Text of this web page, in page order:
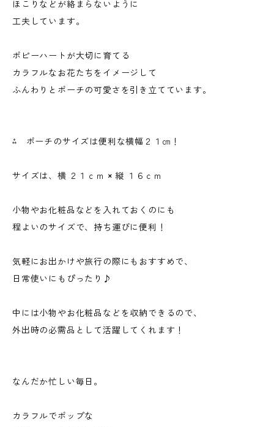
ほこりなどが絡まらないように
工夫しています。
ポピーハートが大切に育てる
カラフルなお花たちをイメージして
ふんわりとポーチの可愛さを引き立てています。
⁂ ポーチのサイズは便利な横幅２１㎝！
サイズは、横 ２１ｃｍ × 縦 １６ｃｍ
小物やお化粧品などを入れておくのにも
程よいのサイズで、持ち運びに便利！
気軽にお出かけや旅行の際にもおすすめで、
日常使いにもぴったり♪
中には小物やお化粧品などを収納できるので、
外出時の必需品として活躍してくれます！
なんだか忙しい毎日。
カラフルでポップな